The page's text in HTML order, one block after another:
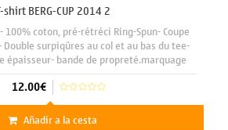
shirt BERG-CUP 2014 2
100% coton, pré-rétréci Ring-Spun- Coupe
surpiqûres au col et au bas du tee-
épaisseur- bande de propreté.marquage
format A3 29 x 42 cm
12.00€
Añadir a la cesta